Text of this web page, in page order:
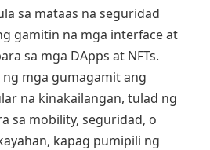
sa mataas na seguridad
gamitin na mga interface at
sa mga DApps at NFTs.
mga gumagamit ang
na kinakailangan, tulad ng
sa mobility, seguridad, o
kapag pumipili ng